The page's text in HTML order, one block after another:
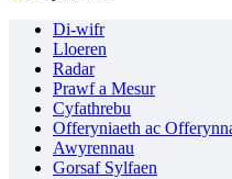
Di-wifr
Lloeren
Radar
Prawf a Mesur
Cyfathrebu
Offeryniaeth ac
Awyrennau
Gorsaf Sylfaen